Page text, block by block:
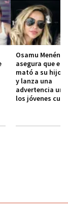
Osamu
asegura que el
mató a su hijo
y lanza una
advertencia
los jóvenes